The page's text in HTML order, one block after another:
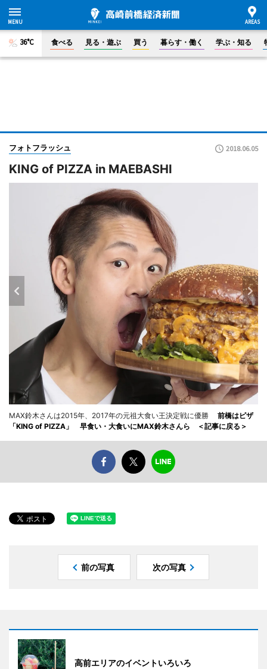
36°C 食べる 見る・遊ぶ 買う 暮らす・働く 学ぶ・知る
フォトフラッシュ 2018.06.05
KING of PIZZA in MAEBASHI
MAX鈴木さんは2015年、2017年の元祖大食い王決定戦に優勝
前橋はピザ
「KING of PIZZA」 早食い・大食いにMAX鈴木さんら ＜記事に戻る＞
前の写真 次の写真
高前エリアのイベントいろいろ